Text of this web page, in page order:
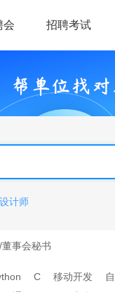
会 招聘考试
计师
事会秘书
C 移动开发